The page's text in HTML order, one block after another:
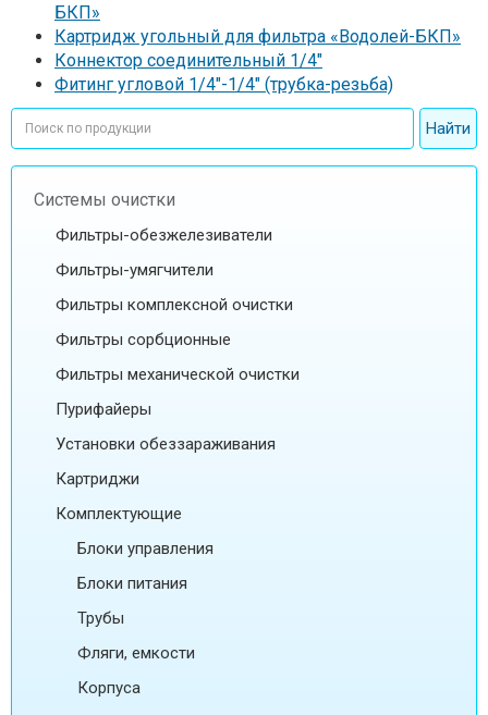
БКП»
Картридж угольный для фильтра «Водолей-БКП»
Коннектор соединительный 1/4"
Фитинг угловой 1/4"-1/4" (трубка-резьба)
Системы очистки
Фильтры-обезжелезиватели
Фильтры-умягчители
Фильтры комплексной очистки
Фильтры сорбционные
Фильтры механической очистки
Пурифайеры
Установки обеззараживания
Картриджи
Комплектующие
Блоки управления
Блоки питания
Трубы
Фляги, емкости
Корпуса